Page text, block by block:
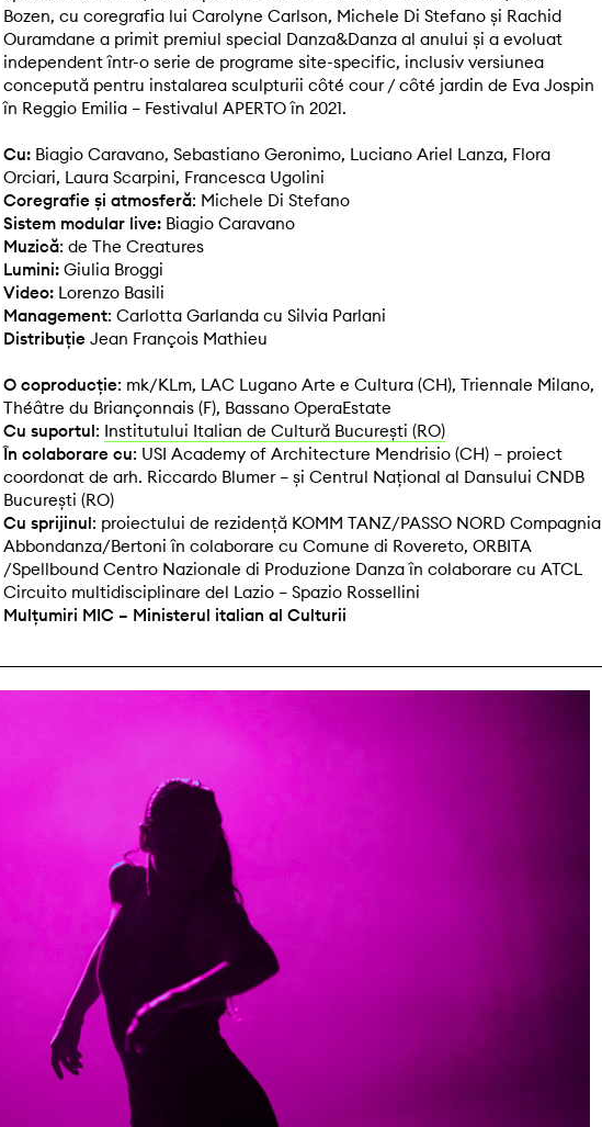
Bozen, cu coregrafia lui Carolyne Carlson, Michele Di Stefano și Rachid
Ouramdane a primit premiul special Danza&Danza al anului și a evoluat
independent într-o serie de programe site-specific, inclusiv versiunea
concepută pentru instalarea sculpturii côté cour / côté jardin de Eva Jospin
în Reggio Emilia – Festivalul APERTO în 2021.
Cu:Biagio Caravano, Sebastiano Geronimo, Luciano Ariel Lanza, Flora
Orciari, Laura Scarpini, Francesca Ugolini
Coregrafie și atmosferă: Michele Di Stefano
Sistem modular live:Biagio Caravano
Muzică: de The Creatures
Lumini: Giulia Broggi
Video: Lorenzo Basili
Management: Carlotta Garlanda cu Silvia Parlani
DistribuțieJean François Mathieu
O coproducție: mk/KLm, LAC Lugano Arte e Cultura (CH), Triennale Milano,
Théâtre du Briançonnais (F), Bassano OperaEstate
Cu suportul: Institutului Italian de Cultură București (RO)
În colaborare cu: USI Academy of Architecture Mendrisio (CH) – proiect
coordonat de arh. Riccardo Blumer – și Centrul Național al Dansului CNDB
București (RO)
Cu sprijinul: proiectului de rezidență KOMM TANZ/PASSO NORD Compagnia
Abbondanza/Bertoni în colaborare cu Comune di Rovereto, ORBITA
/Spellbound Centro Nazionale di Produzione Danza în colaborare cu ATCL
Circuito multidisciplinare del Lazio – Spazio Rossellini
Mulțumiri MIC – Ministerul italian al Culturii